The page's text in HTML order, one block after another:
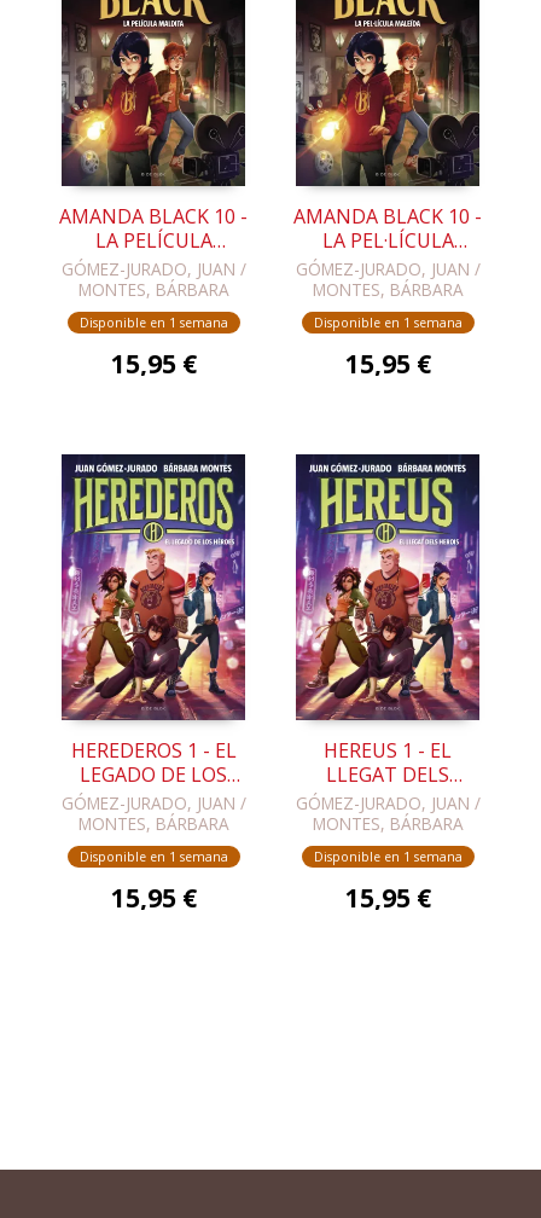
AMANDA BLACK 10 -
LA PELÍCULA
MALDITA
GÓMEZ-JURADO, JUAN /
MONTES, BÁRBARA
Disponible en 1 semana
15,95 €
AMANDA BLACK 10 -
LA PEL·LÍCULA
MALEÏDA
GÓMEZ-JURADO, JUAN /
MONTES, BÁRBARA
Disponible en 1 semana
15,95 €
HEREDEROS 1 - EL
LEGADO DE LOS
HÉROES
GÓMEZ-JURADO, JUAN /
MONTES, BÁRBARA
Disponible en 1 semana
15,95 €
HEREUS 1 - EL
LLEGAT DELS
HEROIS
GÓMEZ-JURADO, JUAN /
MONTES, BÁRBARA
Disponible en 1 semana
15,95 €